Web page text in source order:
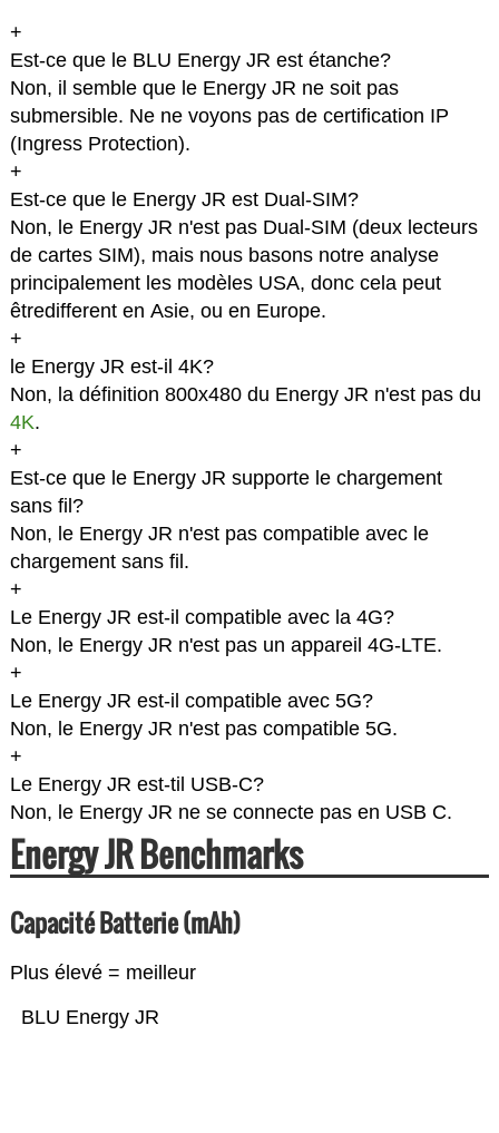
+
Est-ce que le BLU Energy JR est étanche?
Non, il semble que le Energy JR ne soit pas
submersible. Ne ne voyons pas de certification IP
(Ingress Protection).
+
Est-ce que le Energy JR est Dual-SIM?
Non, le Energy JR n'est pas Dual-SIM (deux lecteurs
de cartes SIM), mais nous basons notre analyse
principalement les modèles USA, donc cela peut
êtredifferent en Asie, ou en Europe.
+
le Energy JR est-il 4K?
Non, la définition 800x480 du Energy JR n'est pas du
4K.
+
Est-ce que le Energy JR supporte le chargement
sans fil?
Non, le Energy JR n'est pas compatible avec le
chargement sans fil.
+
Le Energy JR est-il compatible avec la 4G?
Non, le Energy JR n'est pas un appareil 4G-LTE.
+
Le Energy JR est-il compatible avec 5G?
Non, le Energy JR n'est pas compatible 5G.
+
Le Energy JR est-til USB-C?
Non, le Energy JR ne se connecte pas en USB C.
Energy JR Benchmarks
Capacité Batterie (mAh)
Plus élevé = meilleur
BLU Energy JR